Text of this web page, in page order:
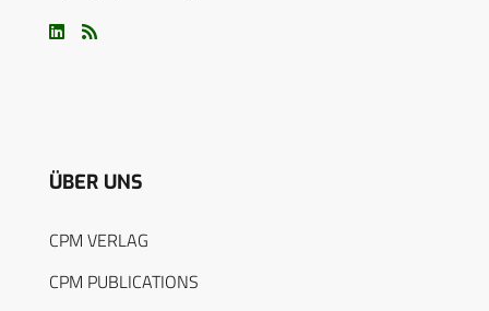
ÜBER UNS
CPM VERLAG
CPM PUBLICATIONS